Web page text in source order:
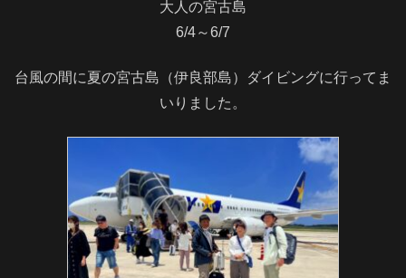
大人の宮古島
6/4～6/7
台風の間に夏の宮古島（伊良部島）ダイビングに行ってま
いりました。